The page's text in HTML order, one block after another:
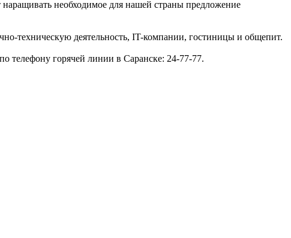
необходимое для нашей страны предложение
техническую деятельность, IT-компании, гостиницы и общепит.
телефону горячей линии в Саранске: 24-77-77.